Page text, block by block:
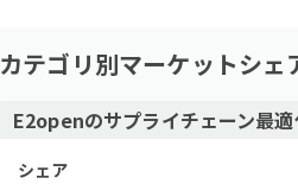
カテゴリ別マーケットシェ
E2openのサプライチェーン最
シェア